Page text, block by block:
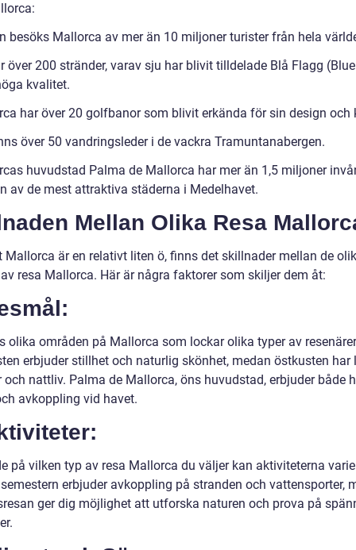
besöks Mallorca av mer än 10 miljoner turister från hela
över 200 stränder, varav sju har blivit tilldelade Blå Flagg
kvalitet.
har över 20 golfbanor som blivit erkända för sin design och
över 50 vandringsleder i de vackra Tramuntanabergen.
huvudstad Palma de Mallorca har mer än 1,5 miljoner
av de mest attraktiva städerna i Medelhavet.
Mellan Olika Resa
Mallorca är en relativt liten ö, finns det skillnader mellan de
resa Mallorca. Här är några faktorer som skiljer dem åt:
olika områden på Mallorca som lockar olika typer av
erbjuder stillhet och naturlig skönhet, medan östkusten har
och nattliv. Palma de Mallorca, öns huvudstad, erbjuder både
avkoppling vid havet.
på vilken typ av resa Mallorca du väljer kan aktiviteterna
erbjuder avkoppling på stranden och vattensporter,
ger dig möjlighet att utforska naturen och prova på